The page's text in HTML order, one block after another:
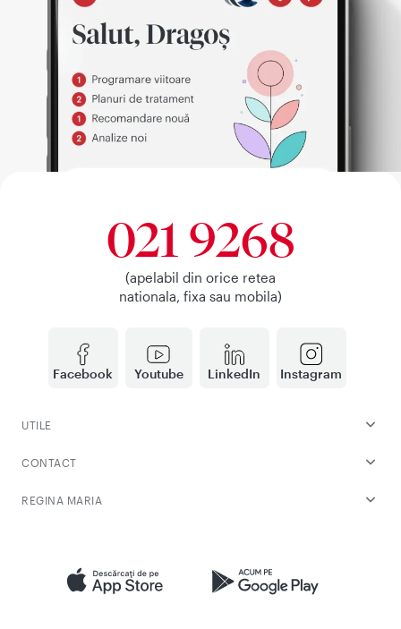
Facebook Youtube LinkedIn Instagram
021 9268
(apelabil din orice retea
nationala, fixa sau mobila)
UTILE
CONTACT
REGINA MARIA